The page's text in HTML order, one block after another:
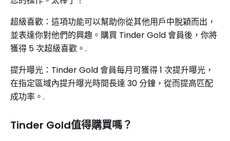
超級喜歡：這項功能可以幫助你從其他用戶中脫穎而出，
並表達你對他們的興趣。購買 Tinder Gold 會員後，你將
獲得 5 次超級喜歡。.
提升曝光：Tinder Gold 會員每月可獲得 1 次提升曝光，
在指定區域內提升曝光時間長達 30 分鐘，從而提高匹配
成功率。.
Tinder Gold值得購買嗎？